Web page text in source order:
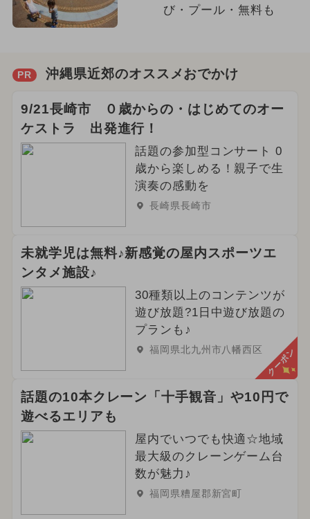
び・プール・無料も
PR 沖縄県近郊のオススメおでかけ
9/21長崎市 ０歳からの・はじめてのオー
ケストラ 出発進行！
話題の参加型コンサート 0
歳から楽しめる！親子で生
演奏の感動を
長崎県長崎市
未就学児は無料♪新感覚の屋内スポーツエ
ンタメ施設♪
30種類以上のコンテンツが
遊び放題?1日中遊び放題の
プランも♪
福岡県北九州市八幡西区 クーポン
話題の10本クレーン「十手観音」や10円で
遊べるエリアも
屋内でいつでも快適☆地域
最大級のクレーンゲーム台
数が魅力♪
福岡県糟屋郡新宮町